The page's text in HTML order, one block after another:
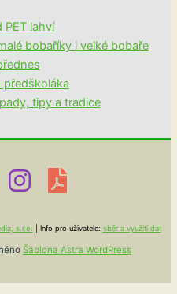
PET lahví
bobaříky i velké bobaře
předškoláka
tipy a tradice
s.r.o. | Info pro uživatele: sběr a využití dat
Šablona Astra WordPress